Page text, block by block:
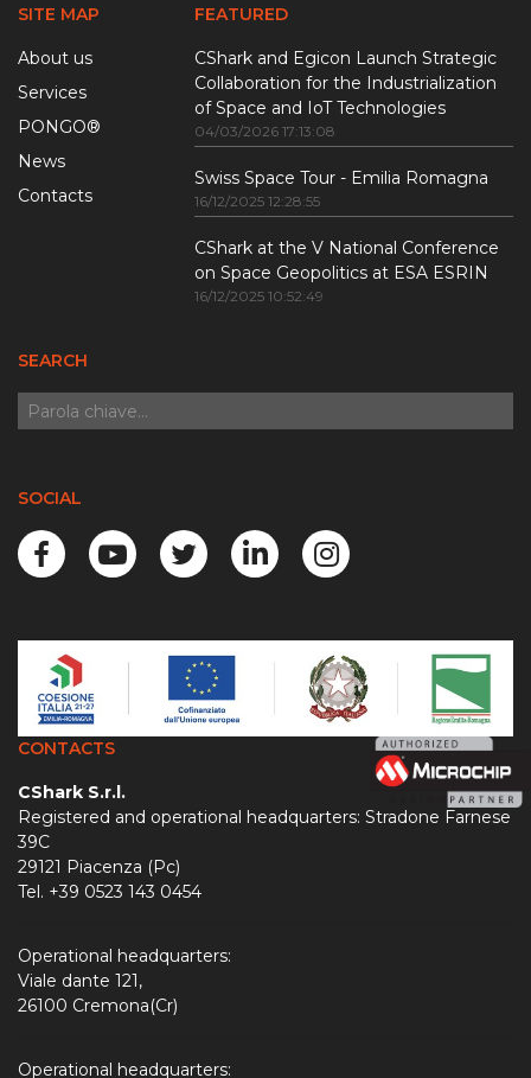
SITE MAP
About us
Services
PONGO®
News
Contacts
FEATURED
CShark and Egicon Launch Strategic
Collaboration for the Industrialization
of Space and IoT Technologies
04/03/2026 17:13:08
Swiss Space Tour - Emilia Romagna
16/12/2025 12:28:55
CShark at the V National Conference
on Space Geopolitics at ESA ESRIN
16/12/2025 10:52:49
SEARCH
SOCIAL
CONTACTS
CShark S.r.l.
Registered and operational headquarters: Stradone Farnese
39C
29121 Piacenza (Pc)
Tel. +39 0523 143 0454
Operational headquarters:
Viale dante 121,
26100 Cremona(Cr)
Operational headquarters: